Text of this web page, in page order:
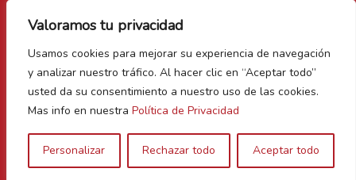
Valoramos tu privacidad
Usamos cookies para mejorar su experiencia de navegación
y analizar nuestro tráfico. Al hacer clic en “Aceptar todo”
usted da su consentimiento a nuestro uso de las cookies.
Mas info en nuestra Política de Privacidad
Personalizar Rechazar todo Aceptar todo
Aviso legal y Política de privacidad
Política de Cookies
Contacto
Canal de Denuncias